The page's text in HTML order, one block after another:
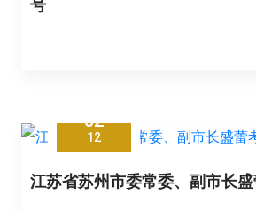
号
02
12
江苏省苏州市委常委、副市长